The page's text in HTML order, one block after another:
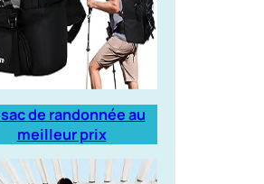
de randonnée au
meilleur prix